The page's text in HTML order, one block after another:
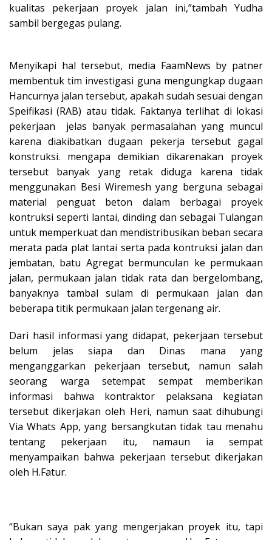
kualitas pekerjaan proyek jalan ini,”tambah Yudha
sambil bergegas pulang.
Menyikapi hal tersebut, media FaamNews by patner
membentuk tim investigasi guna mengungkap dugaan
Hancurnya jalan tersebut, apakah sudah sesuai dengan
Speifikasi (RAB) atau tidak. Faktanya terlihat di lokasi
pekerjaan jelas banyak permasalahan yang muncul
karena diakibatkan dugaan pekerja tersebut gagal
konstruksi. mengapa demikian dikarenakan proyek
tersebut banyak yang retak diduga karena tidak
menggunakan Besi Wiremesh yang berguna sebagai
material penguat beton dalam berbagai proyek
kontruksi seperti lantai, dinding dan sebagai Tulangan
untuk memperkuat dan mendistribusikan beban secara
merata pada plat lantai serta pada kontruksi jalan dan
jembatan, batu Agregat bermunculan ke permukaan
jalan, permukaan jalan tidak rata dan bergelombang,
banyaknya tambal sulam di permukaan jalan dan
beberapa titik permukaan jalan tergenang air.
Dari hasil informasi yang didapat, pekerjaan tersebut
belum jelas siapa dan Dinas mana yang
menganggarkan pekerjaan tersebut, namun salah
seorang warga setempat sempat memberikan
informasi bahwa kontraktor pelaksana kegiatan
tersebut dikerjakan oleh Heri, namun saat dihubungi
Via Whats App, yang bersangkutan tidak tau menahu
tentang pekerjaan itu, namaun ia sempat
menyampaikan bahwa pekerjaan tersebut dikerjakan
oleh H.Fatur.
“Bukan saya pak yang mengerjakan proyek itu, tapi